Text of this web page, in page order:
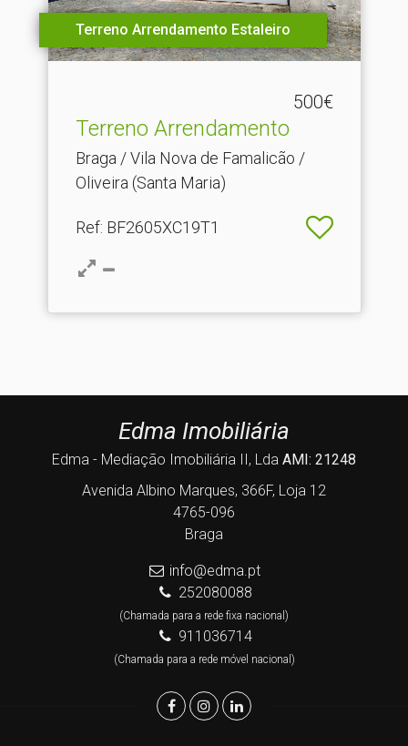
Terreno Arrendamento Estaleiro
500€
Terreno Arrendamento
Braga / Vila Nova de Famalicão /
Oliveira (Santa Maria)
Ref: BF2605XC19T1
Edma Imobiliária
Edma - Mediação Imobiliária II, Lda AMI: 21248
Avenida Albino Marques, 366F, Loja 12
4765-096
Braga
info@edma.pt
252080088
(Chamada para a rede fixa nacional)
911036714
(Chamada para a rede móvel nacional)